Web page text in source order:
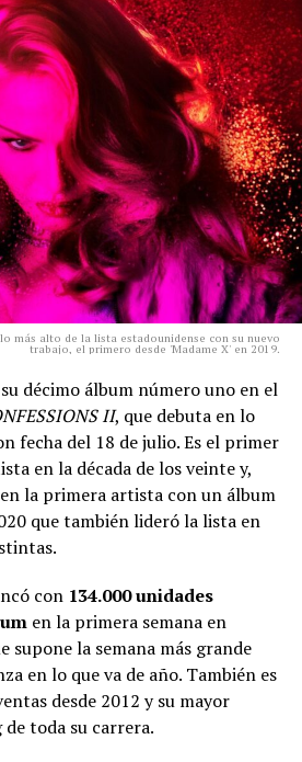
más alto de la lista estadounidense con su nuevo
trabajo, el primero desde 'Madame X' en 2019.
décimo álbum número uno en el
II, que debuta en lo
fecha del 18 de julio. Es el primer
en la década de los veinte y,
la primera artista con un álbum
que también lideró la lista en
con 134.000 unidades
en la primera semana en
supone la semana más grande
en lo que va de año. También es
desde 2012 y su mayor
toda su carrera.